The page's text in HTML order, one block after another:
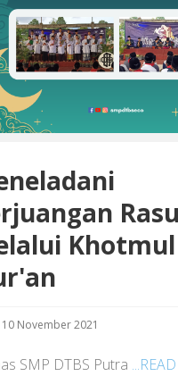
Khotmul
10 November 2021
SMP DTBS Putra